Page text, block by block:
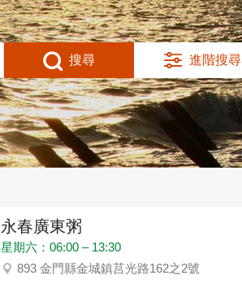
搜尋 進階搜尋
永春廣東粥
星期六：06:00 – 13:30
893 金門縣金城鎮莒光路162之2號